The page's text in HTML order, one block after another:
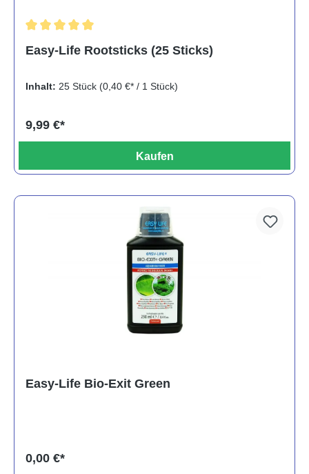
Easy-Life Rootsticks (25 Sticks)
Inhalt: 25 Stück (0,40 €* / 1 Stück)
9,99 €*
Kaufen
Easy-Life Bio-Exit Green
0,00 €*